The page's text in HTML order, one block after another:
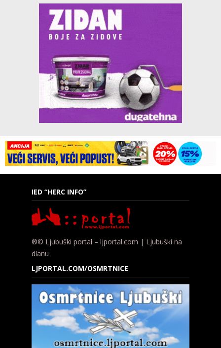
IED “HERC INFO”
®© Ljubuški portal – ljportal.com | Ljubuški na
dlanu
LJPORTAL.COM/OSMRTNICE